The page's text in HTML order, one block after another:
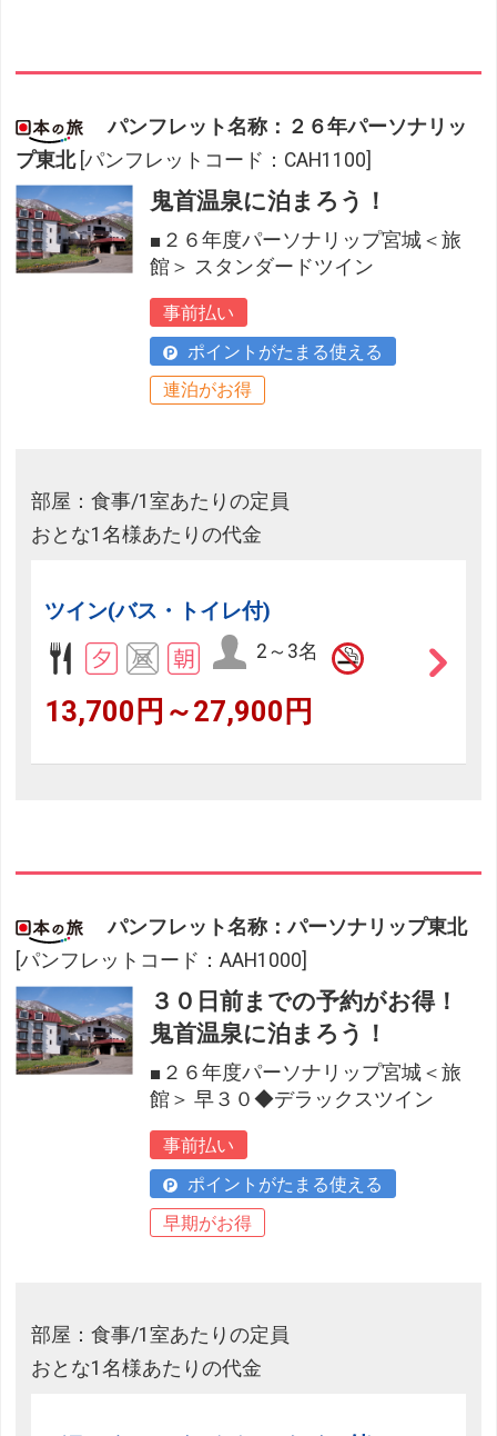
パンフレット名称：２６年パーソナリッ
プ東北 [パンフレットコード：CAH1100]
鬼首温泉に泊まろう！
■２６年度パーソナリップ宮城＜旅
館＞ スタンダードツイン
事前払い
ポイントがたまる使える
連泊がお得
部屋：食事/1室あたりの定員
おとな1名様あたりの代金
ツイン(バス・トイレ付)
2～3名
13,700円～27,900円
パンフレット名称：パーソナリップ東北
[パンフレットコード：AAH1000]
３０日前までの予約がお得！
鬼首温泉に泊まろう！
■２６年度パーソナリップ宮城＜旅
館＞ 早３０◆デラックスツイン
事前払い
ポイントがたまる使える
早期がお得
部屋：食事/1室あたりの定員
おとな1名様あたりの代金